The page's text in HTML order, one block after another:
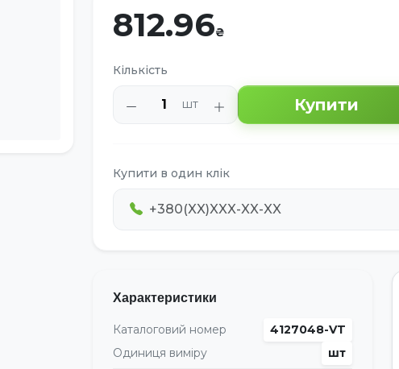
812.96
Кількість
шт Купити
Купити в один клік
Характеристики
Каталоговий номер
4127048-VT
Одиниця виміру
шт